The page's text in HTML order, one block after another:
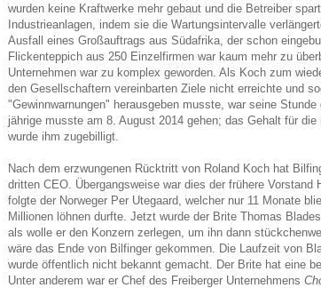
wurden keine Kraftwerke mehr gebaut und die Betreiber
Industrieanlagen, indem sie die Wartungsintervalle
Ausfall eines Großauftrags aus Südafrika, der schon
Flickenteppich aus 250 Einzelfirmen war kaum mehr zu
Unternehmen war zu komplex geworden. Als Koch zum
den Gesellschaftern vereinbarten Ziele nicht erreichte und
"Gewinnwarnungen" herausgeben musste, war seine
jährige musste am 8. August 2014 gehen; das Gehalt für
wurde ihm zugebilligt.
Nach dem erzwungenen Rücktritt von Roland Koch hat
dritten CEO. Übergangsweise war dies der frühere Vorstand
folgte der Norweger Per Utegaard, welcher nur 11 Monate
Millionen löhnen durfte. Jetzt wurde der Brite Thomas
als wolle er den Konzern zerlegen, um ihn dann
wäre das Ende von Bilfinger gekommen. Die Laufzeit von
wurde öffentlich nicht bekannt gemacht. Der Brite hat eine
Unter anderem war er Chef des Freiberger Unternehmens